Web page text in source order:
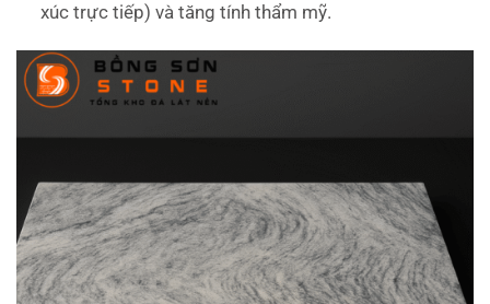
xúc trực tiếp) và tăng tính thẩm mỹ.